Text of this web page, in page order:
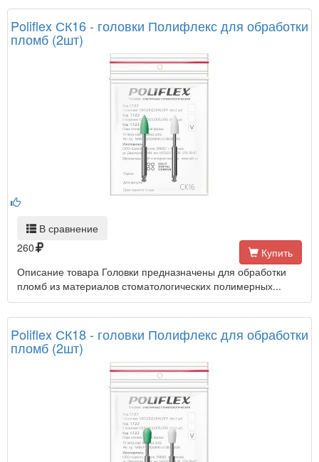
Poliflex СК16 - головки Полифлекс для обработки
пломб (2шт)
В сравнение
260
Купить
Описание товара Головки предназначены для обработки
пломб из материалов стоматологических полимерных...
Poliflex СК18 - головки Полифлекс для обработки
пломб (2шт)